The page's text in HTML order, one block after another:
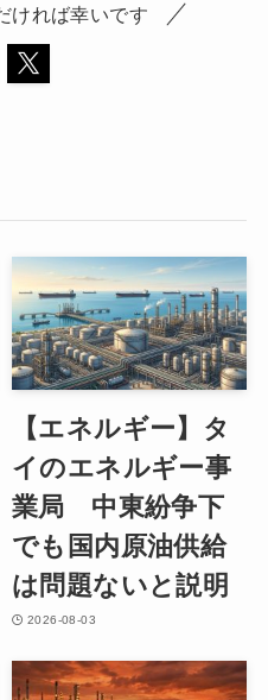
ければ幸いです
【エネルギー】タ
イのエネルギー事
業局 中東紛争下
でも国内原油供給
は問題ないと説明
2026-08-03